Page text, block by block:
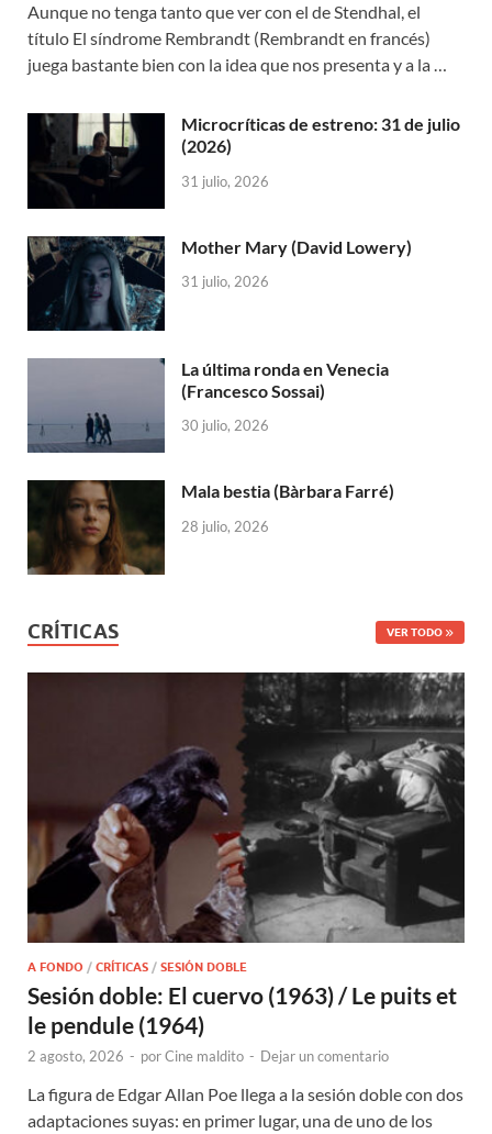
Aunque no tenga tanto que ver con el de Stendhal, el
título El síndrome Rembrandt (Rembrandt en francés)
juega bastante bien con la idea que nos presenta y a la …
Microcríticas de estreno: 31 de julio
(2026)
31 julio, 2026
Mother Mary (David Lowery)
31 julio, 2026
La última ronda en Venecia
(Francesco Sossai)
30 julio, 2026
Mala bestia (Bàrbara Farré)
28 julio, 2026
CRÍTICAS VER TODO
A FONDO / CRÍTICAS / SESIÓN DOBLE
Sesión doble: El cuervo (1963) / Le puits et
le pendule (1964)
2 agosto, 2026 - porCine maldito - Dejar un comentario
La figura de Edgar Allan Poe llega a la sesión doble con dos
adaptaciones suyas: en primer lugar, una de uno de los